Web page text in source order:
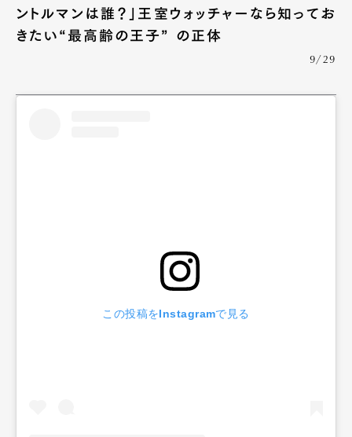
ントルマンは誰？」王室ウォッチャーなら知ってお
きたい“最高齢の王子” の正体
9/29
この投稿をInstagramで見る